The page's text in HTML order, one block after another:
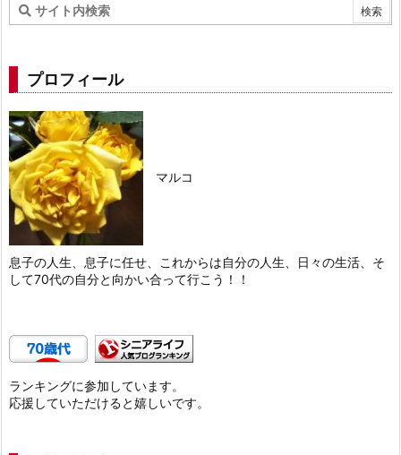
プロフィール
マルコ
息子の人生、息子に任せ、これからは自分の人生、日々の生活、そ
して70代の自分と向かい合って行こう！！
ランキングに参加しています。
応援していただけると嬉しいです。